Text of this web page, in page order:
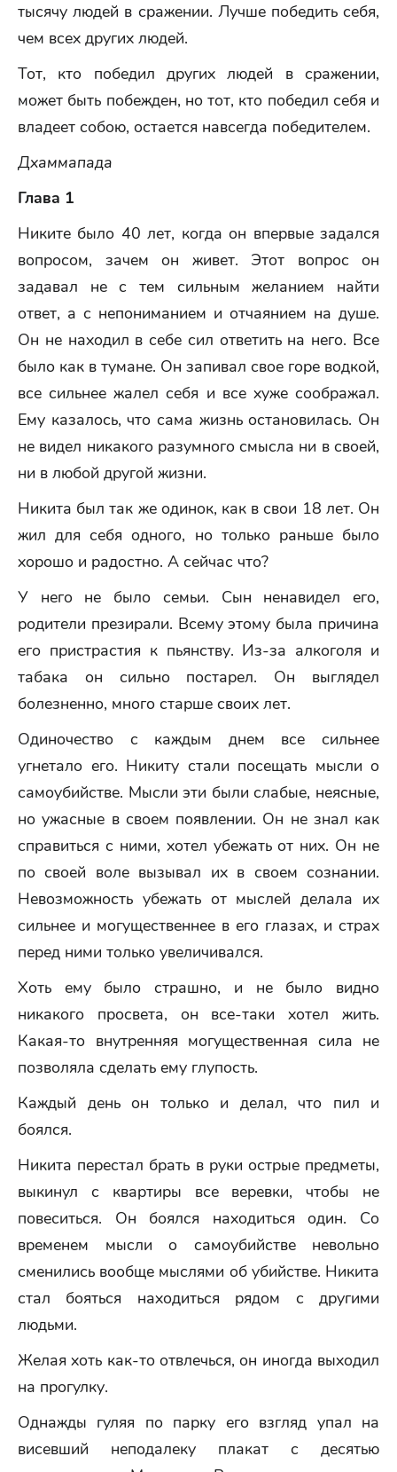
тысячу людей в сражении. Лучше победить себя,
чем всех других людей.
Тот, кто победил других людей в сражении,
может быть побежден, но тот, кто победил себя и
владеет собою, остается навсегда победителем.
Дхаммапада
Глава 1
Никите было 40 лет, когда он впервые задался
вопросом, зачем он живет. Этот вопрос он
задавал не с тем сильным желанием найти
ответ, а с непониманием и отчаянием на душе.
Он не находил в себе сил ответить на него. Все
было как в тумане. Он запивал свое горе водкой,
все сильнее жалел себя и все хуже соображал.
Ему казалось, что сама жизнь остановилась. Он
не видел никакого разумного смысла ни в своей,
ни в любой другой жизни.
Никита был так же одинок, как в свои 18 лет. Он
жил для себя одного, но только раньше было
хорошо и радостно. А сейчас что?
У него не было семьи. Сын ненавидел его,
родители презирали. Всему этому была причина
его пристрастия к пьянству. Из-за алкоголя и
табака он сильно постарел. Он выглядел
болезненно, много старше своих лет.
Одиночество с каждым днем все сильнее
угнетало его. Никиту стали посещать мысли о
самоубийстве. Мысли эти были слабые, неясные,
но ужасные в своем появлении. Он не знал как
справиться с ними, хотел убежать от них. Он не
по своей воле вызывал их в своем сознании.
Невозможность убежать от мыслей делала их
сильнее и могущественнее в его глазах, и страх
перед ними только увеличивался.
Хоть ему было страшно, и не было видно
никакого просвета, он все-таки хотел жить.
Какая-то внутренняя могущественная сила не
позволяла сделать ему глупость.
Каждый день он только и делал, что пил и
боялся.
Никита перестал брать в руки острые предметы,
выкинул с квартиры все веревки, чтобы не
повеситься. Он боялся находиться один. Со
временем мысли о самоубийстве невольно
сменились вообще мыслями об убийстве. Никита
стал бояться находиться рядом с другими
людьми.
Желая хоть как-то отвлечься, он иногда выходил
на прогулку.
Однажды гуляя по парку его взгляд упал на
висевший неподалеку плакат с десятью